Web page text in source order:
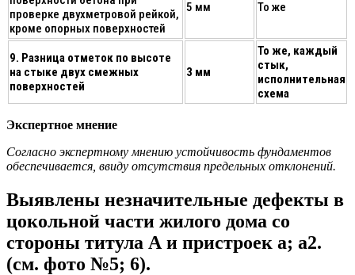
проверке двухметровой рейкой,
кроме опорных поверхностей
5 мм То же
9. Разница отметок по высоте
на стыке двух смежных
поверхностей
3 мм
То же, каждый
стык,
исполнительная
схема
Экспертное мнение
Согласно экспертному мнению устойчивость фундаментов
обеспечивается, ввиду отсутствия предельных отклонений.
Выявлены незначительные дефекты в
цокольной части жилого дома со
стороны титула А и пристроек а; а2.
(см. фото №5; 6).